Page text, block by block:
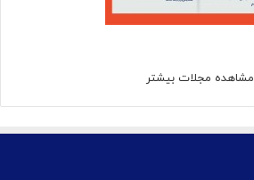
مشاهده مجلات بیشتر